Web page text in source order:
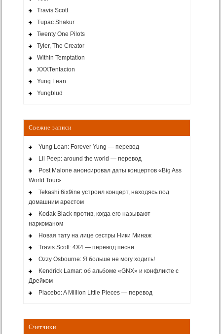
Travis Scott
Tupac Shakur
Twenty One Pilots
Tyler, The Creator
Within Temptation
XXXTentacion
Yung Lean
Yungblud
Свежие записи
Yung Lean: Forever Yung — перевод
Lil Peep: around the world — перевод
Post Malone анонсировал даты концертов «Big Ass
World Tour»
Tekashi 6ix9ine устроил концерт, находясь под
домашним арестом
Kodak Black против, когда его называют
наркоманом
Новая тату на лице сестры Ники Минаж
Travis Scott: 4X4 — перевод песни
Ozzy Osbourne: Я больше не могу ходить!
Kendrick Lamar: об альбоме «GNX» и конфликте с
Дрейком
Placebo: A Million Little Pieces — перевод
Счетчики